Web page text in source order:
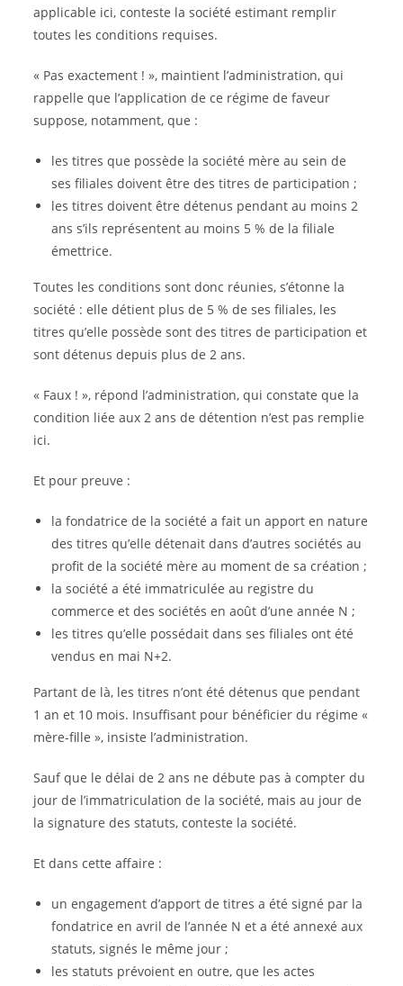
applicable ici, conteste la société estimant remplir
toutes les conditions requises.
« Pas exactement ! », maintient l’administration, qui
rappelle que l’application de ce régime de faveur
suppose, notamment, que :
les titres que possède la société mère au sein de
ses filiales doivent être des titres de participation ;
les titres doivent être détenus pendant au moins 2
ans s’ils représentent au moins 5 % de la filiale
émettrice.
Toutes les conditions sont donc réunies, s’étonne la
société : elle détient plus de 5 % de ses filiales, les
titres qu’elle possède sont des titres de participation et
sont détenus depuis plus de 2 ans.
« Faux ! », répond l’administration, qui constate que la
condition liée aux 2 ans de détention n’est pas remplie
ici.
Et pour preuve :
la fondatrice de la société a fait un apport en nature
des titres qu’elle détenait dans d’autres sociétés au
profit de la société mère au moment de sa création ;
la société a été immatriculée au registre du
commerce et des sociétés en août d’une année N ;
les titres qu’elle possédait dans ses filiales ont été
vendus en mai N+2.
Partant de là, les titres n’ont été détenus que pendant
1 an et 10 mois. Insuffisant pour bénéficier du régime «
mère-fille », insiste l’administration.
Sauf que le délai de 2 ans ne débute pas à compter du
jour de l’immatriculation de la société, mais au jour de
la signature des statuts, conteste la société.
Et dans cette affaire :
un engagement d’apport de titres a été signé par la
fondatrice en avril de l’année N et a été annexé aux
statuts, signés le même jour ;
les statuts prévoient en outre, que les actes